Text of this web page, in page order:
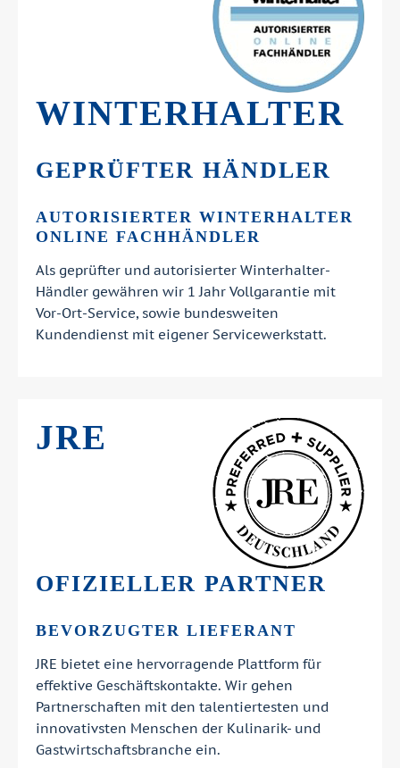
WINTERHALTER
GEPRÜFTER HÄNDLER
AUTORISIERTER WINTERHALTER
ONLINE FACHHÄNDLER
Als geprüfter und autorisierter Winterhalter-
Händler gewähren wir 1 Jahr Vollgarantie mit
Vor-Ort-Service, sowie bundesweiten
Kundendienst mit eigener Servicewerkstatt.
JRE
OFIZIELLER PARTNER
BEVORZUGTER LIEFERANT
JRE bietet eine hervorragende Plattform für
effektive Geschäftskontakte. Wir gehen
Partnerschaften mit den talentiertesten und
innovativsten Menschen der Kulinarik- und
Gastwirtschaftsbranche ein.